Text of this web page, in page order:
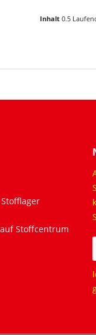
Inhalt0.5
Stoffcentrum